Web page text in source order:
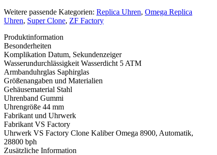
Weitere passende Kategorien: Replica Uhren, Omega Replica
Uhren, Super Clone, ZF Factory
Produktinformation
Besonderheiten
Komplikation Datum, Sekundenzeiger
Wasserundurchlässigkeit Wasserdicht 5 ATM
Armbanduhrglas Saphirglas
Größenangaben und Materialien
Gehäusematerial Stahl
Uhrenband Gummi
Uhrengröße 44 mm
Fabrikant und Uhrwerk
Fabrikant VS Factory
Uhrwerk VS Factory Clone Kaliber Omega 8900, Automatik,
28800 bph
Zusätzliche Information